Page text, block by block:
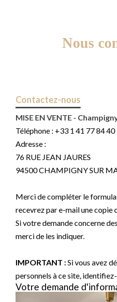
Nous
Contactez-nous
MISE EN VENTE -
Téléphone : +33 1 41 77 84 40
Adresse :
76 RUE JEAN JAURES
94500CHAMPIGNY SUR
Merci de compléter le
recevrez par e-mail une copie
Si votre demande concerne
merci de les indiquer.
IMPORTANT :Si vous avez
personnels à ce site,
Votre demande